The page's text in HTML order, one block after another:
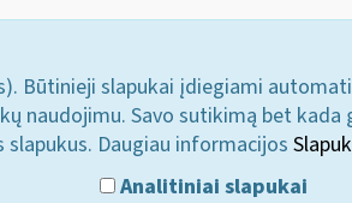
Būtinieji slapukai įdiegiami
naudojimu. Savo sutikimą bet
Daugiau informacijos
Analitiniai slapukai